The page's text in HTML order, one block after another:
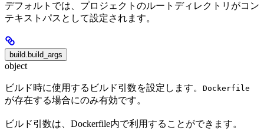
デフォルトでは、プロジェクトのルートディレクトリがコン
テキストパスとして設定されます。
build.build_args
object
ビルド時に使用するビルド引数を設定します。 Dockerfile
が存在する場合にのみ有効です。
ビルド引数は、Dockerfile内で利用することができます。